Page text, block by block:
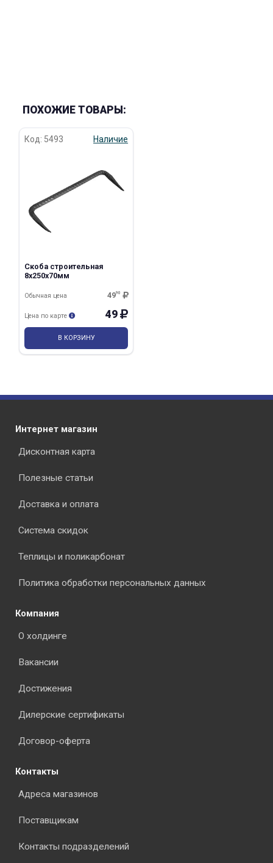
ПОХОЖИЕ ТОВАРЫ:
Код: 5493 Наличие
Скоба строительная
8х250х70мм
4990
Обычная цена
49
Цена по карте
В КОРЗИНУ
Интернет магазин
Дисконтная карта
Полезные статьи
Доставка и оплата
Система скидок
Теплицы и поликарбонат
Политика обработки персональных данных
Компания
О холдинге
Вакансии
Достижения
Дилерские сертификаты
Договор-оферта
Контакты
Адреса магазинов
Поставщикам
Контакты подразделений